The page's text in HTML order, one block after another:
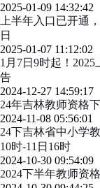
2025-01-09 14:32:42
上半年入口已开通
日
2025-01-07 11:12:02
1月7日9时起！
告
2024-12-27 14:59:17
24年吉林教师资格
2024-11-08 05:56:01
24下吉林省中小学
10时-11日16时
2024-10-30 09:54:09
2024下半年教师资